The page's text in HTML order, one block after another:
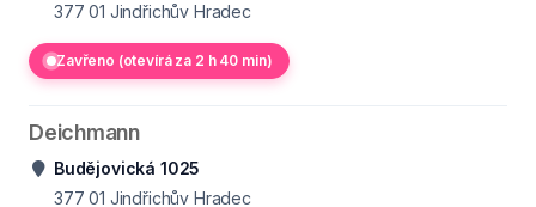
377 01 Jindřichův Hradec
Zavřeno (otevírá za 2 h 40 min)
Deichmann
Budějovická 1025
377 01 Jindřichův Hradec